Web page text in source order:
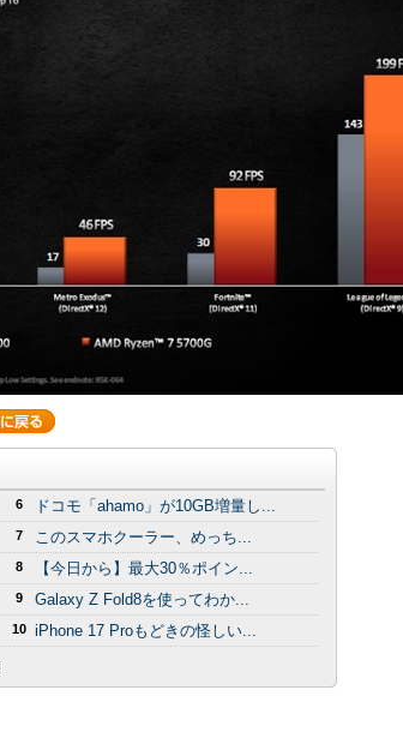
6 ドコモ「ahamo」が10GB増量し...
7 このスマホクーラー、めっち...
8 【今日から】最大30％ポイン...
9 Galaxy Z Fold8を使ってわか...
10 iPhone 17 Proもどきの怪しい...